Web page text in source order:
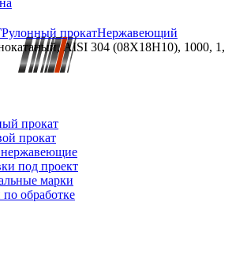
прокат
прокат
под проект
марки
по обработке
Рулонный прокатНержавеющий
AISI 304 (08Х18Н10), 1000, 1,